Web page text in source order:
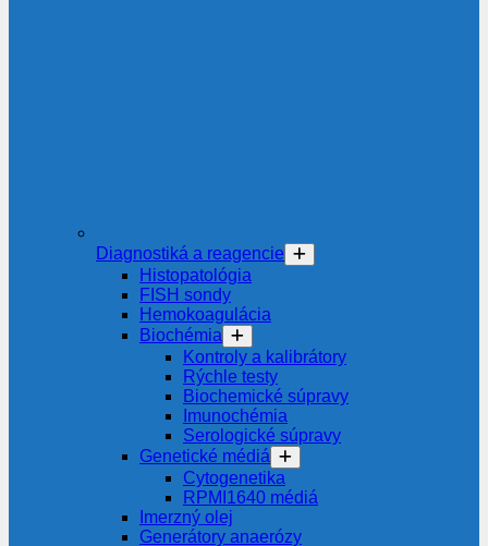
Diagnostiká a reagencie
Histopatológia
FISH sondy
Hemokoagulácia
Biochémia
Kontroly a kalibrátory
Rýchle testy
Biochemické súpravy
Imunochémia
Serologické súpravy
Genetické médiá
Cytogenetika
RPMI1640 médiá
Imerzný olej
Generátory anaerózy